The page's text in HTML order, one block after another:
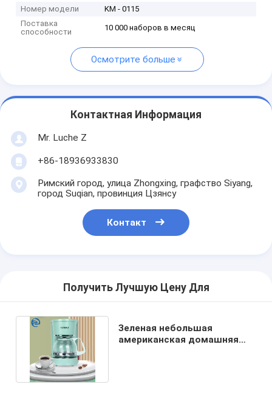
Номер модели
KM - 0115
Поставка
способности
10 000 наборов в месяц
Осмотрите больше
Контактная Информация
Mr. Luche Z
+86-18936933830
Римский город, улица Zhongxing, графство Siyang,
город Suqian, провинция Цзянсу
Контакт
Получить Лучшую Цену Для
Зеленая небольшая
американская домашняя